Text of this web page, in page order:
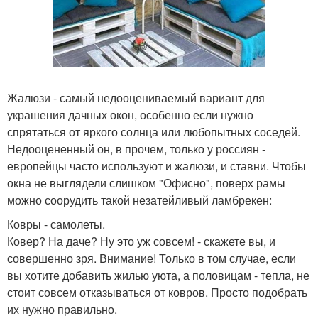
Жалюзи - самый недооцениваемый вариант для
украшения дачных окон, особенно если нужно
спрятаться от яркого солнца или любопытных соседей.
Недооцененный он, в прочем, только у россиян -
европейцы часто используют и жалюзи, и ставни. Чтобы
окна не выглядели слишком "Офисно", поверх рамы
можно соорудить такой незатейливый ламбрекен:
Ковры - самолеты.
Ковер? На даче? Ну это уж совсем! - скажете вы, и
совершенно зря. Внимание! Только в том случае, если
вы хотите добавить жилью уюта, а половицам - тепла, не
стоит совсем отказываться от ковров. Просто подобрать
их нужно правильно.